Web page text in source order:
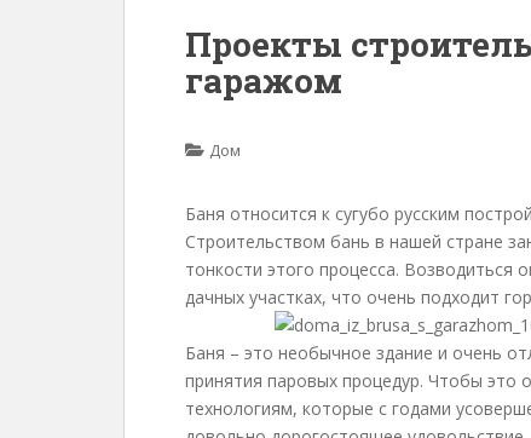
Проекты
гаражом
Дом
Баня относится к сугубо русским
Строительством бань в нашей стране
тонкости этого процесса. Возводиться
дачных участках, что очень подходит
Баня – это необычное здание и очень
принятия паровых процедур. Чтобы это
технологиям, которые с годами